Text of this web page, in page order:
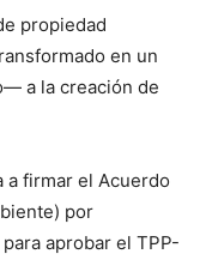
propiedad
en un
a la creación de
a firmar el Acuerdo
por
aprobar el TPP-